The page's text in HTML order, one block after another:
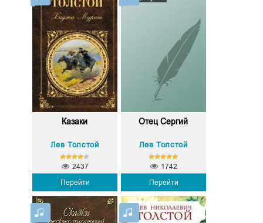
Казаки
Лев Толстой
Перейти
2437
Отец Сергий
Лев Толстой
Перейти
1742